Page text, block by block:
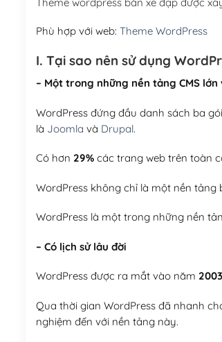
Theme wordpress bán xe đạp được
Phù hợp với web: Theme WordPress
I. Tại sao nên sử dụng
– Một trong những nền tảng CMS
WordPress đứng đầu danh sách ba
là Joomla và Drupal.
Có hơn 29%các trang web trên toàn
WordPress không chỉ là một nền
WordPress là một trong những nền
– Có lịch sử lâu đời
WordPress được ra mắt vào năm 2003
Qua thời gian WordPress đã nhanh
nghiệm đến với nền tảng này.